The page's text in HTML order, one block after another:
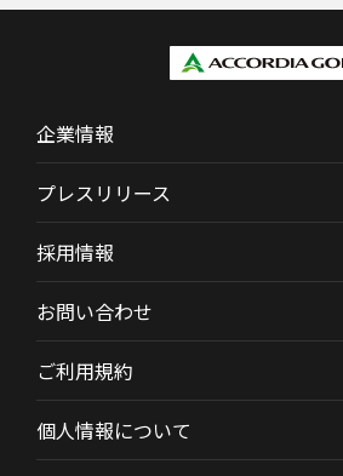
企業情報
プレスリリース
採用情報
お問い合わせ
ご利用規約
個人情報について